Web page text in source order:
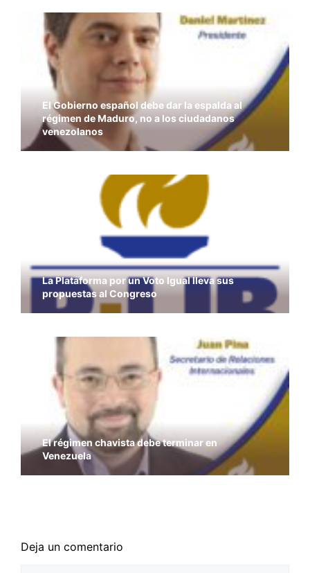
El Gobierno español debe dar la espalda al
régimen de Maduro, no a los ciudadanos
venezolanos
La Plataforma por un Voto Igual lleva sus
propuestas al Congreso
El régimen chavista debe terminar en
Venezuela
Los libertarios con Bruselas, con las víctimas y
contra el yihadismo
Deja un comentario